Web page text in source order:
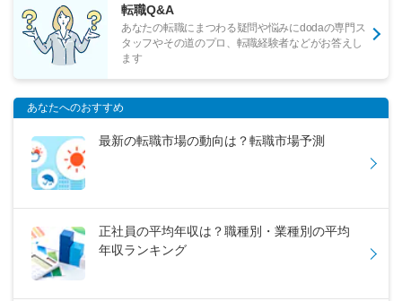
転職Q&A
あなたの転職にまつわる疑問や悩みにdodaの専門ス
タッフやその道のプロ、転職経験者などがお答えし
ます
あなたへのおすすめ
最新の転職市場の動向は？転職市場予測
正社員の平均年収は？職種別・業種別の平均
年収ランキング